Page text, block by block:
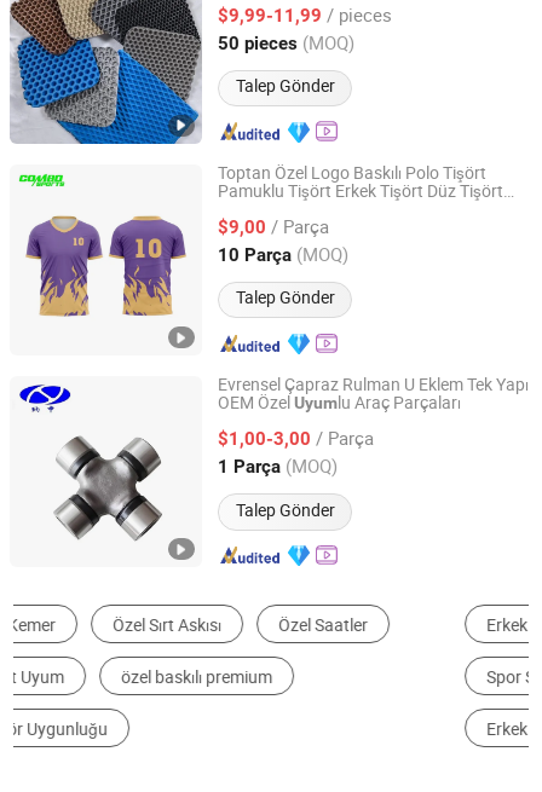
Paspasları
$9,99-11,99 / pieces
50 pieces (MOQ)
Talep Gönder
Fujian, China Fiyat 2025
Toptan Özel Logo Baskılı Polo Tişört
Pamuklu Tişört Erkek Tişört Düz Tişört
Spor Salonu Fitness Erkek Tişörtleri
$9,00 / Parça
10 Parça (MOQ)
Talep Gönder
Chuzhou Combo Sports Co., Ltd.
Anhui, China Fiyat 2022
Evrensel Çapraz Rulman U Eklem Tek Yapı
OEM ÖzelUyumlu Araç Parçaları
$1,00-3,00 / Parça
1 Parça (MOQ)
Talep Gönder
Shanghai Nashen Auto Assembly Co.,Ltd.
Shanghai, China Fiyat 2026
Erkek Tişörtleri Egzoz Sistemi Polo Gömlek
Spor Salonu Fitness Seti